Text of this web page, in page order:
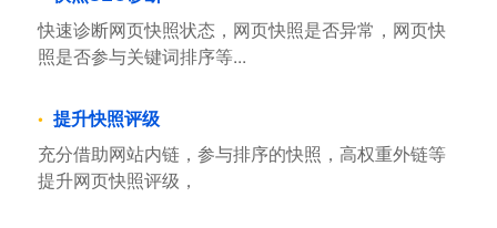
快速诊断网页快照状态，网页快照是否异常，网页快
照是否参与关键词排序等...
提升快照评级
充分借助网站内链，参与排序的快照，高权重外链等
提升网页快照评级，